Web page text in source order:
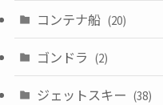
コンテナ船 (20)
ゴンドラ (2)
ジェットスキー (38)